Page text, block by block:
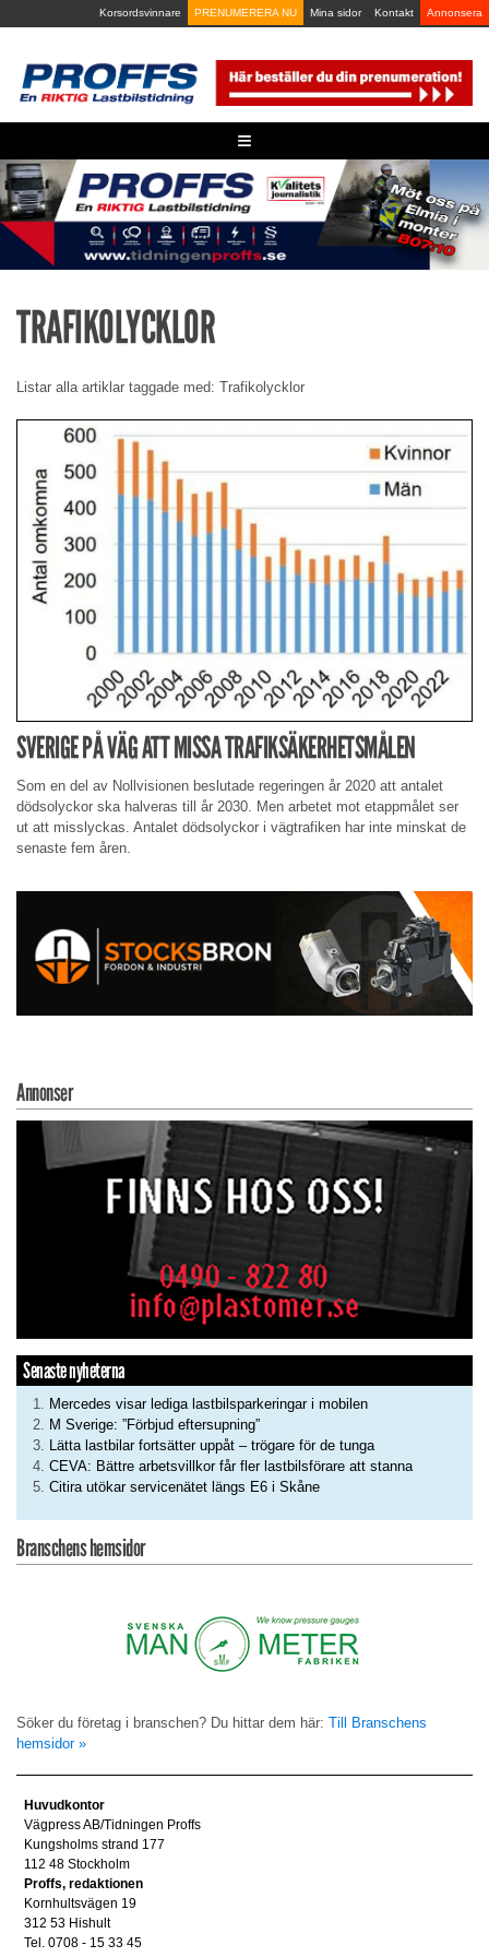
to
Korsordsvinnare PRENUMERERA NU Mina sidor Kontakt Annonsera
≡
TRAFIKOLYCKLOR
Listar alla artiklar taggade med: Trafikolycklor
SVERIGE PÅ VÄG ATT MISSA TRAFIKSÄKERHETSMÅLEN
Som en del av Nollvisionen beslutade regeringen år 2020 att antalet
dödsolyckor ska halveras till år 2030. Men arbetet mot etappmålet ser
ut att misslyckas. Antalet dödsolyckor i vägtrafiken har inte minskat de
senaste fem åren.
Annonser
Senaste nyheterna
Mercedes visar lediga lastbilsparkeringar i mobilen
M Sverige: ”Förbjud eftersupning”
Lätta lastbilar fortsätter uppåt – trögare för de tunga
CEVA: Bättre arbetsvillkor får fler lastbilsförare att stanna
Citira utökar servicenätet längs E6 i Skåne
Branschens hemsidor
Söker du företag i branschen? Du hittar dem här: Till Branschens
hemsidor »
Huvudkontor
Vägpress AB/Tidningen Proffs
Kungsholms strand 177
112 48 Stockholm
Proffs, redaktionen
Kornhultsvägen 19
312 53 Hishult
Tel. 0708 - 15 33 45